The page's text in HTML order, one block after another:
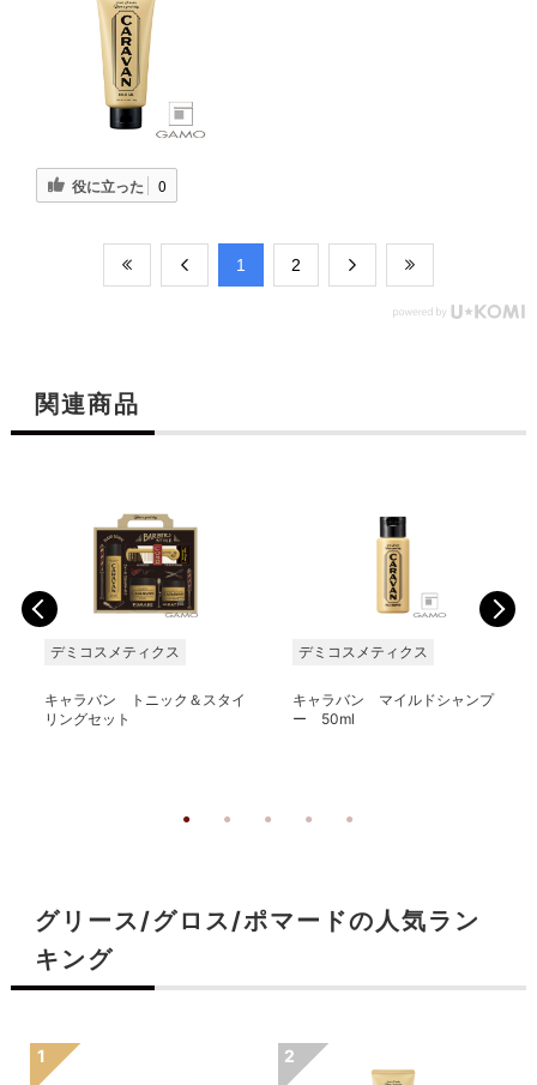
役に立った 0
​1 ​2
関連商品
デミコスメティクス
キャラバン トニック＆スタイ
リングセット
デミコスメティクス
キャラバン マイルドシャンプ
ー 50ml
グリース/グロス/ポマードの人気ラン
キング